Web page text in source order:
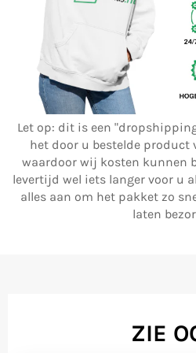
Let op: dit is een
het door u bestelde product
waardoor wij kosten kunnen
levertijd wel iets langer voor u
alles aan om het pakket zo
laten
ZIE